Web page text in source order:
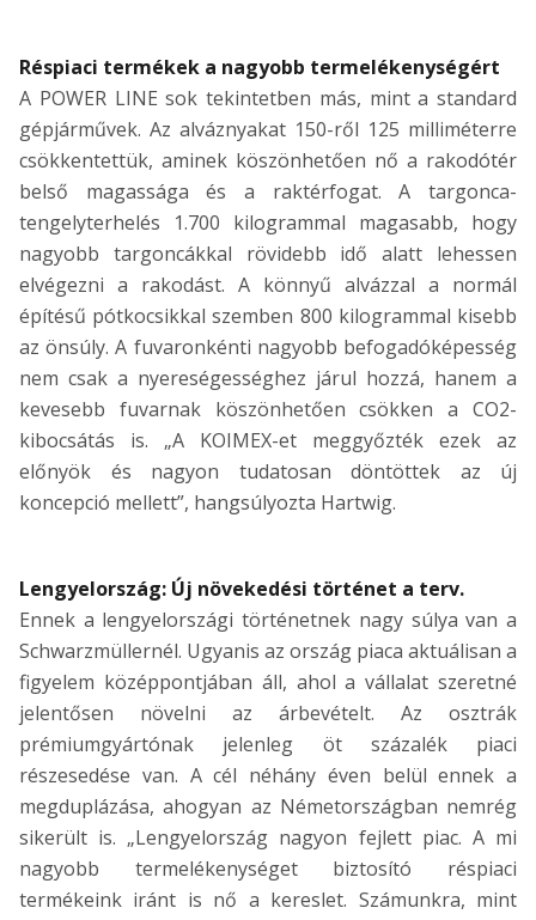
Réspiaci termékek a nagyobb termelékenységért
A POWER LINE sok tekintetben más, mint a standard
gépjárművek. Az alváznyakat 150-ről 125 milliméterre
csökkentettük, aminek köszönhetően nő a rakodótér
belső magassága és a raktérfogat. A targonca-
tengelyterhelés 1.700 kilogrammal magasabb, hogy
nagyobb targoncákkal rövidebb idő alatt lehessen
elvégezni a rakodást. A könnyű alvázzal a normál
építésű pótkocsikkal szemben 800 kilogrammal kisebb
az önsúly. A fuvaronkénti nagyobb befogadóképesség
nem csak a nyereségességhez járul hozzá, hanem a
kevesebb fuvarnak köszönhetően csökken a CO2-
kibocsátás is. „A KOIMEX-et meggyőzték ezek az
előnyök és nagyon tudatosan döntöttek az új
koncepció mellett”, hangsúlyozta Hartwig.
Lengyelország: Új növekedési történet a terv.
Ennek a lengyelországi történetnek nagy súlya van a
Schwarzmüllernél. Ugyanis az ország piaca aktuálisan a
figyelem középpontjában áll, ahol a vállalat szeretné
jelentősen növelni az árbevételt. Az osztrák
prémiumgyártónak jelenleg öt százalék piaci
részesedése van. A cél néhány éven belül ennek a
megduplázása, ahogyan az Németországban nemrég
sikerült is. „Lengyelország nagyon fejlett piac. A mi
nagyobb termelékenységet biztosító réspiaci
termékeink iránt is nő a kereslet. Számunkra, mint